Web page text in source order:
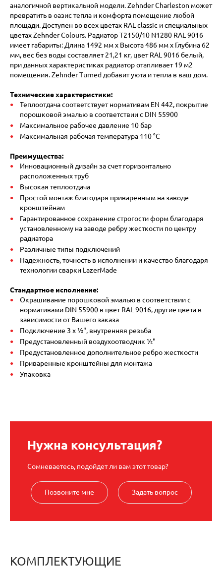
аналогичной вертикальной модели. Zehnder Charleston может
превратить в оазис тепла и комфорта помещение любой
площади. Доступен во всех цветах RAL classic и специальных
цветах Zehnder Colours. Радиатор T2150/10 N1280 RAL 9016
имеет габариты: Длина 1492 мм х Высота 486 мм х Глубина 62
мм, вес без воды составляет 21,21 кг, цвет RAL 9016 белый,
при данных характеристиках радиатор отапливает 19 м2
помещения. Zehnder Turned добавит уюта и тепла в ваш дом.
Технические характеристики:
Теплоотдача соответствует нормативам EN 442, покрытие
порошковой эмалью в соответствии с DIN 55900
Максимальное рабочее давление 10 бар
Максимальная рабочая температура 110 °C
Преимущества:
Инновационный дизайн за счет горизонтально
расположенных труб
Высокая теплоотдача
Простой монтаж благодаря приваренным на заводе
кронштейнам
Гарантированное сохранение строгости форм благодаря
установленному на заводе ребру жесткости по центру
радиатора
Различные типы подключений
Надежность, точность в исполнении и качество благодаря
технологии сварки LazerMade
Стандартное исполнение:
Окрашивание порошковой эмалью в соответствии с
нормативами DIN 55900 в цвет RAL 9016, другие цвета в
зависимости от Вашего заказа
Подключение 3 х ½", внутренняя резьба
Предустановленный воздухоотводчик ½"
Предустановленное дополнительное ребро жесткости
Приваренные кронштейны для монтажа
Упаковка
Нужна консультация?
Сомневаетесь, подойдет ли вам этот товар?
Позвоните мне Задать вопрос
КОМПЛЕКТУЮЩИЕ